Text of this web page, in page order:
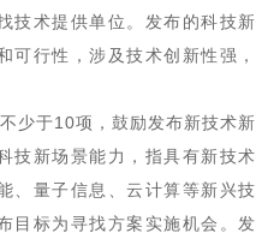
技术提供单位。发布的科技新
可行性，涉及技术创新性强，
于10项，鼓励发布新技术新
技新场景能力，指具有新技术
、量子信息、云计算等新兴技
目标为寻找方案实施机会。发